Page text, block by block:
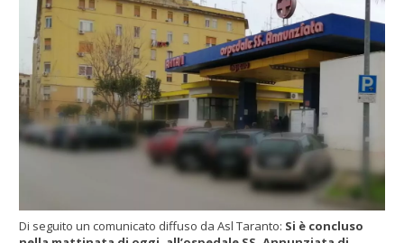
Di seguito un comunicato diffuso da Asl Taranto: Si è concluso